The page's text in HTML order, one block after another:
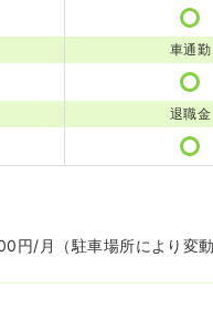
車通勤
退職金
円/月（駐車場所により変動